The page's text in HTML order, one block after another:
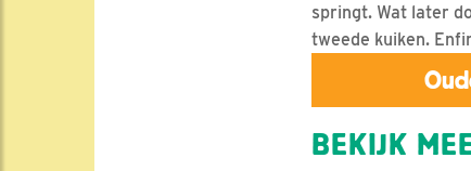
springt. Wat later
tweede kuiken.
BEKIJK